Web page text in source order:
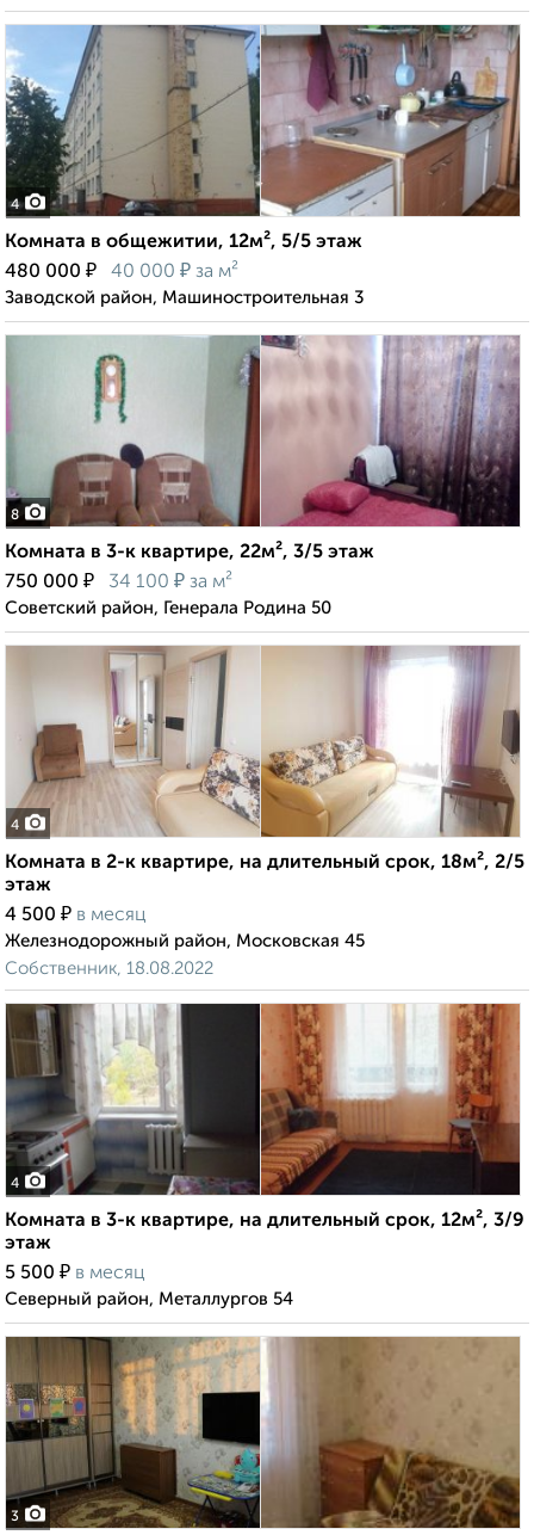
4
Комната в общежитии, 12м², 5/5 этаж
480 000 ₽ 40 000 ₽ за м²
Заводской район, Машиностроительная 3
8
Комната в 3-к квартире, 22м², 3/5 этаж
750 000 ₽ 34 100 ₽ за м²
Советский район, Генерала Родина 50
4
Комната в 2-к квартире, на длительный срок, 18м², 2/5
этаж
4 500 ₽ в месяц
Железнодорожный район, Московская 45
Собственник, 18.08.2022
4
Комната в 3-к квартире, на длительный срок, 12м², 3/9
этаж
5 500 ₽ в месяц
Северный район, Металлургов 54
3